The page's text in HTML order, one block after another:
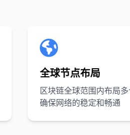
全球节点布局
区块链全球范围内布局多
确保网络的稳定和畅通